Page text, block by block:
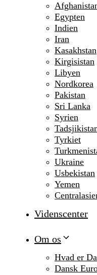
Egypten
Indien
Iran
Kasakhstan
Kirgisistan
Libyen
Nordkorea
Pakistan
Sri Lanka
Syrien
Tyrkiet
Ukraine
Usbekistan
Yemen
Videnscenter
Om os
Hvad er
Dansk